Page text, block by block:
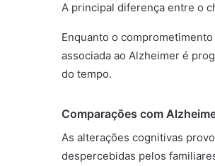
A principal diferença entre o
Enquanto o
associada ao Alzheimer é
do tempo.
Comparações com
As alterações cognitivas
despercebidas pelos